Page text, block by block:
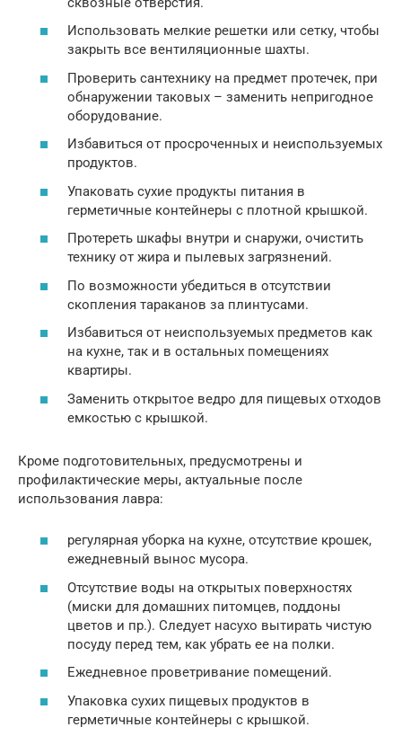
Использовать мелкие решетки или сетку, чтобы
закрыть все вентиляционные шахты.
Проверить сантехнику на предмет протечек, при
обнаружении таковых – заменить непригодное
оборудование.
Избавиться от просроченных и неиспользуемых
продуктов.
Упаковать сухие продукты питания в
герметичные контейнеры с плотной крышкой.
Протереть шкафы внутри и снаружи, очистить
технику от жира и пылевых загрязнений.
По возможности убедиться в отсутствии
скопления тараканов за плинтусами.
Избавиться от неиспользуемых предметов как
на кухне, так и в остальных помещениях
квартиры.
Заменить открытое ведро для пищевых отходов
емкостью с крышкой.
Кроме подготовительных, предусмотрены и
профилактические меры, актуальные после
использования лавра:
регулярная уборка на кухне, отсутствие крошек,
ежедневный вынос мусора.
Отсутствие воды на открытых поверхностях
(миски для домашних питомцев, поддоны
цветов и пр.). Следует насухо вытирать чистую
посуду перед тем, как убрать ее на полки.
Ежедневное проветривание помещений.
Упаковка сухих пищевых продуктов в
герметичные контейнеры с крышкой.